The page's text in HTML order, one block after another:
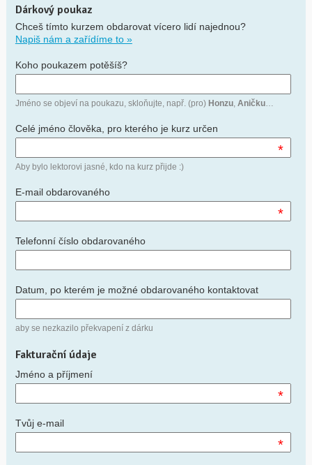
Dárkový poukaz
Chceš tímto kurzem obdarovat vícero lidí najednou?
Napiš nám a zařídíme to »
Koho poukazem potěšíš?
Jméno se objeví na poukazu, skloňujte, např. (pro) Honzu, Aničku…
Celé jméno člověka, pro kterého je kurz určen
*
Aby bylo lektorovi jasné, kdo na kurz přijde :)
E-mail obdarovaného
*
Telefonní číslo obdarovaného
Datum, po kterém je možné obdarovaného kontaktovat
aby se nezkazilo překvapení z dárku
Fakturační údaje
Jméno a příjmení
*
Tvůj e-mail
*